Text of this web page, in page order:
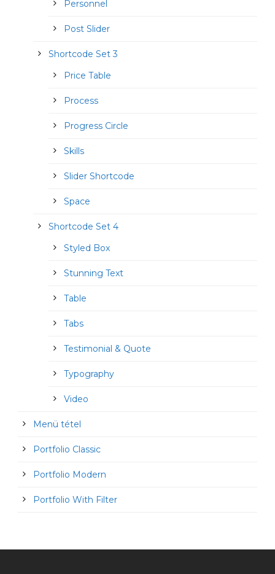
Personnel
Post Slider
Shortcode Set 3
Price Table
Process
Progress Circle
Skills
Slider Shortcode
Space
Shortcode Set 4
Styled Box
Stunning Text
Table
Tabs
Testimonial & Quote
Typography
Video
Menü tétel
Portfolio Classic
Portfolio Modern
Portfolio With Filter